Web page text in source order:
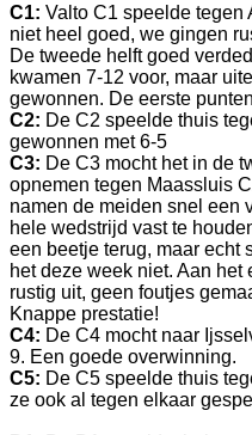
C1: Valto C1 speelde tegen
niet heel goed, we gingen
De tweede helft goed
kwamen 7-12 voor, maar
gewonnen. De eerste
C2: De C2 speelde thuis
gewonnen met 6-5
C3: De C3 mocht het in de
opnemen tegen Maassluis
namen de meiden snel een
hele wedstrijd vast te
een beetje terug, maar echt
het deze week niet. Aan
rustig uit, geen foutjes
Knappe prestatie!
C4: De C4 mocht naar
9. Een goede overwinning.
C5: De C5 speelde thuis
ze ook al tegen elkaar